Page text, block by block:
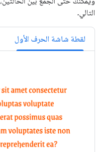
التالي.
لقطة شاشة الحرف الأول